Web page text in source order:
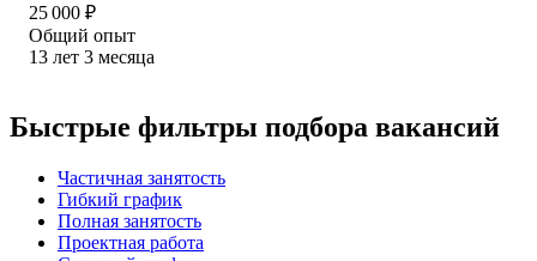
25 000 ₽
Общий опыт
13 лет 3 месяца
Быстрые фильтры подбора вакансий
Частичная занятость
Гибкий график
Полная занятость
Проектная работа